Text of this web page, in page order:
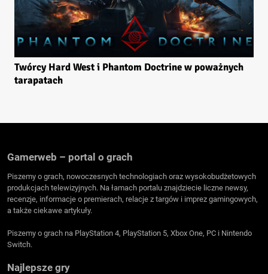
Twórcy Hard West i Phantom Doctrine w poważnych
tarapatach
Gamerweb – portal o grach
Piszemy o grach, nowoczesnych technologiach oraz wysokobudżetowych
produkcjach telewizyjnych. Na łamach portalu znajdziecie liczne newsy,
recenzje, informacje o premierach, relacje z targów i imprez gamingowych,
a także ciekawe artykuły.
Piszemy o grach na PlayStation 4, PlayStation 5, Xbox One, PC i Nintendo
Switch.
Najlepsze gry